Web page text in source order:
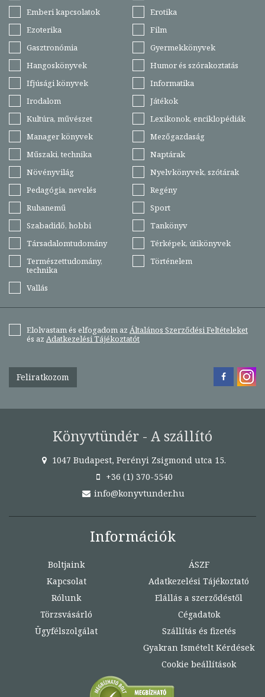
Emberi kapcsolatok
Erotika
Ezoterika
Film
Gasztronómia
Gyermekkönyvek
Hangoskönyvek
Humor és szórakoztatás
Ifjúsági könyvek
Informatika
Irodalom
Játékok
Kultúra, művészet
Lexikonok, enciklopédiák
Manager könyvek
Mezőgazdaság
Műszaki, technika
Naptárak
Növényvilág
Nyelvkönyvek, szótárak
Pedagógia, nevelés
Regény
Ruhanemű
Sport
Szabadidő, hobbi
Tankönyv
Társadalomtudomány
Térképek, útikönyvek
Természettudomány,
technika
Történelem
Vallás
Elolvastam és elfogadom az Általános Szerződési Feltételeket
és az Adatkezelési Tájékoztatót
Feliratkozom
Könyvtündér - A szállító
1047 Budapest, Perényi Zsigmond utca 15.
+36 (1) 370-5540
info@konyvtunder.hu
Információk
Boltjaink
Kapcsolat
Rólunk
Törzsvásárló
Ügyfélszolgálat
ÁSZF
Adatkezelési Tájékoztató
Elállás a szerződéstől
Cégadatok
Szállítás és fizetés
Gyakran Ismételt Kérdések
Cookie beállítások